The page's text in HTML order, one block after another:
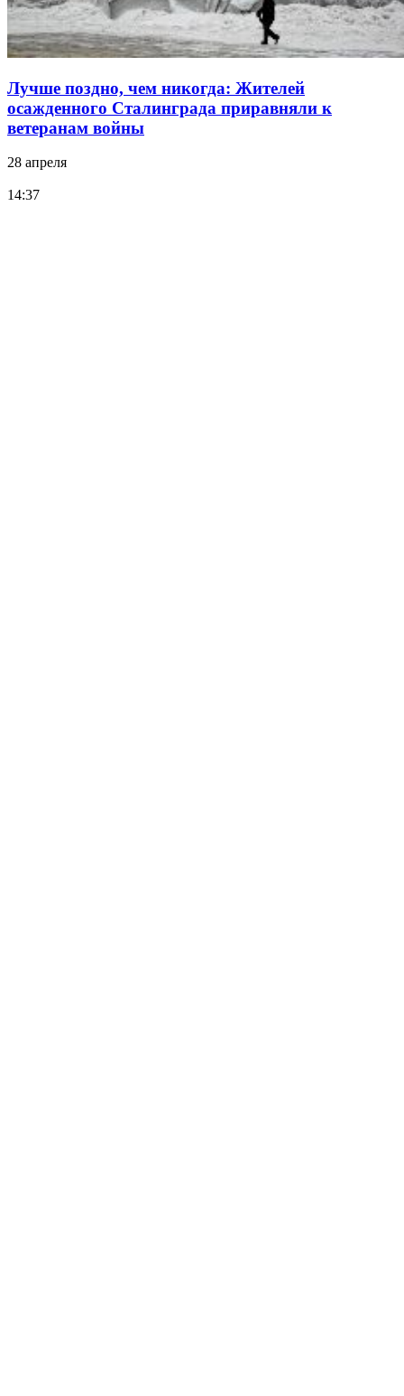
Лучше поздно, чем никогда: Жителей
осажденного Сталинграда приравняли к
ветеранам войны
28 апреля
14:37